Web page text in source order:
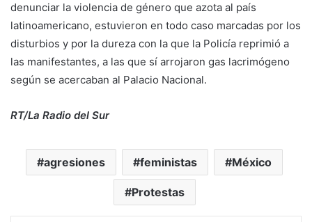
denunciar la violencia de género que azota al país
latinoamericano, estuvieron en todo caso marcadas por los
disturbios y por la dureza con la que la Policía reprimió a
las manifestantes, a las que sí arrojaron gas lacrimógeno
según se acercaban al Palacio Nacional.
RT/La Radio del Sur
agresiones feministas México
Protestas